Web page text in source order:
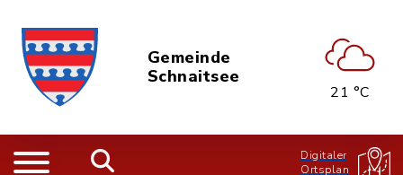
Gemeinde
Schnaitsee
21 °C
Digitaler
Ortsplan